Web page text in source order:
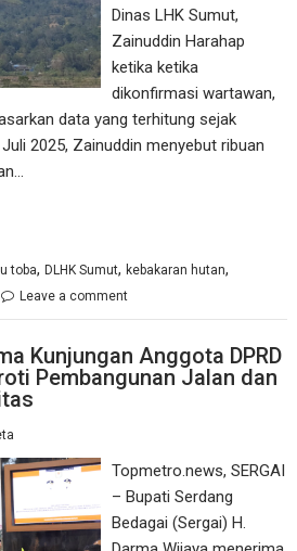
Dinas LHK Sumut,
Zainuddin Harahap
ketika ketika
dikonfirmasi wartawan,
data yang terhitung sejak
2025, Zainuddin menyebut ribuan
toba,DLHK Sumut,kebakaran hutan,
Leave a comment
Kunjungan Anggota DPRD
Pembangunan Jalan dan
Topmetro.news, SERGAI
– Bupati Serdang
Bedagai (Sergai) H.